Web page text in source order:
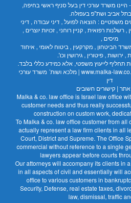
משרד עורכי דין בעל סניף ראשי בחיפה,
אביב ושת"פ בעפולה.
משפטיים : הוצאה לפועל , דיני עבודה , דיני
רפואית , קניין רוחני , זכויות יוצרים ,
מיסים ,
הביטחון , מקרקעין , ביטוח לאומי , איחוד
ירושות , פיטורין , גירושין וכו'.
תחליף לייעוץ משפטי, אלא כמידע כללי בלבד.
www.malka-law.co.il | מלכא ושות´ משרד עורכי
דין
|קישורים חשובים
Malka & co. law office is Israel law office
customer needs and thus really
construction on custom work,
To Malka & co. law office customer from all
actually represent a law firm clients in all
Court, District and Supreme. The Office
commercial without reference to a single
lawyers appear before courts
Our attorneys will accompany its clients in
in all aspects of civil and essentially will
office to various customers in
Security, Defense, real estate taxes,
law, dismissal, traffic